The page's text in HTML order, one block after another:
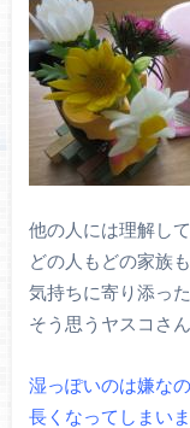
他の人には理解し
どの人もどの家族
気持ちに寄り添っ
そう思うヤスコさ
湿っぽいのは嫌な
長くなってしまい